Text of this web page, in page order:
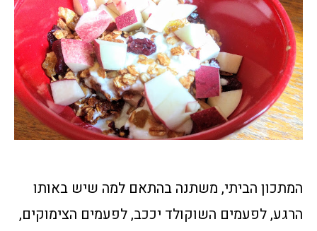
המתכון הביתי, משתנה בהתאם למה שיש באותו
הרגע, לפעמים השוקולד יככב, לפעמים הצימוקים,